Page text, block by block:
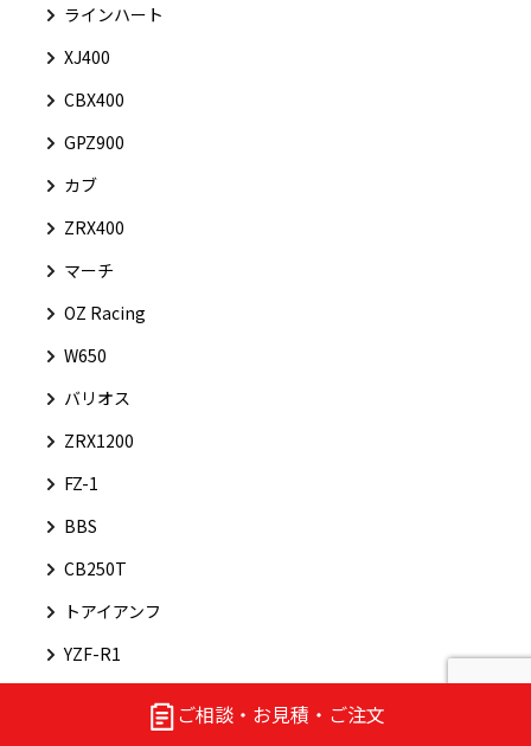
ご相談・お見積・ご注文
ラインハート
XJ400
CBX400
GPZ900
カブ
ZRX400
マーチ
OZ Racing
W650
バリオス
ZRX1200
FZ-1
BBS
CB250T
トアイアンフ
YZF-R1